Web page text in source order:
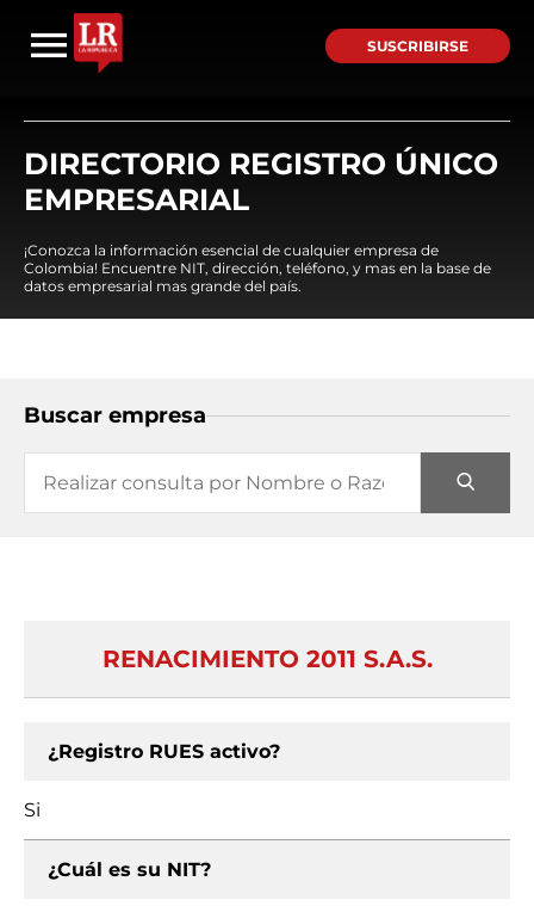
SUSCRIBIRSE
DIRECTORIO REGISTRO ÚNICO
EMPRESARIAL
¡Conozca la información esencial de cualquier empresa de
Colombia! Encuentre NIT, dirección, teléfono, y mas en la base de
datos empresarial mas grande del país.
Buscar empresa
RENACIMIENTO 2011 S.A.S.
¿Registro RUES activo?
Si
¿Cuál es su NIT?